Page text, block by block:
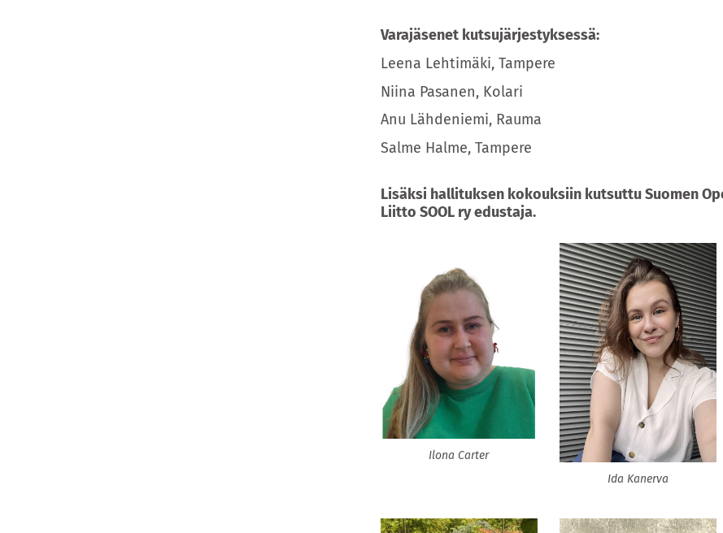
Varajäsenet kutsujärjestyksessä:
Leena Lehtimäki, Tampere
Niina Pasanen, Kolari
Anu Lähdeniemi, Rauma
Salme Halme, Tampere
Lisäksi hallituksen kokouksiin kutsuttu Suomen
Liitto SOOL ry edustaja.
Ilona Carter
Ida Kanerva